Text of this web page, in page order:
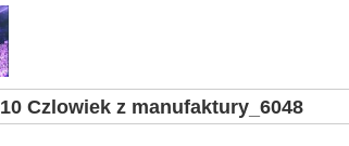
10 Czlowiek z manufaktury_6048